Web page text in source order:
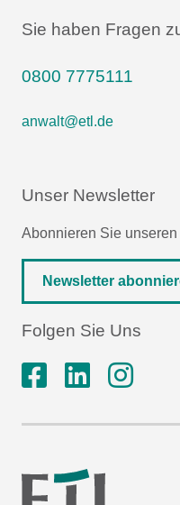
Sie haben Fragen
0800 7775111
anwalt@etl.de
Unser Newsletter
Abonnieren Sie
Newsletter
Folgen Sie Uns